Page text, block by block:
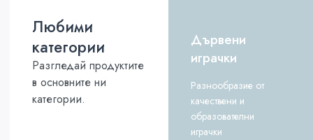
Любими
категории
Разгледай продуктите
в основните ни
категории.
Дървени
играчки
Разнообразие от
качествени и
образователни
играчки